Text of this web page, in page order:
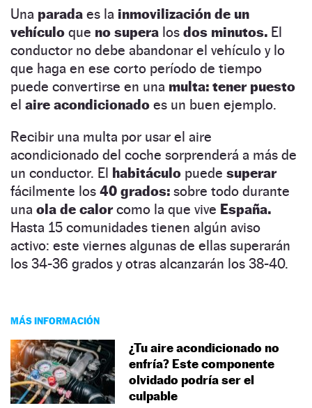
Una parada es la inmovilización de un
vehículo que no supera los dos minutos. El
conductor no debe abandonar el vehículo y lo
que haga en ese corto período de tiempo
puede convertirse en una multa: tener puesto
el aire acondicionado es un buen ejemplo.
Recibir una multa por usar el aire
acondicionado del coche sorprenderá a más de
un conductor. El habitáculo puede superar
fácilmente los 40 grados: sobre todo durante
una ola de calorcomo la que vive España.
Hasta 15 comunidades tienen algún aviso
activo: este viernes algunas de ellas superarán
los 34-36 grados y otras alcanzarán los 38-40.
MÁS INFORMACIÓN
¿Tu aire acondicionado no
enfría? Este componente
olvidado podría ser el
culpable